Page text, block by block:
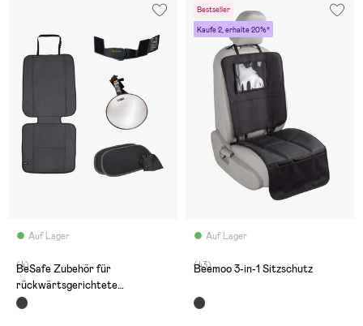
Auf Lager
(4)
BeSafe Zubehör für
rückwärtsgerichtete
Kindersitze
Bestseller
Kaufe 2, erhalte 20%*
Auf Lager
(43)
Beemoo 3-in-1 Sitzschutz